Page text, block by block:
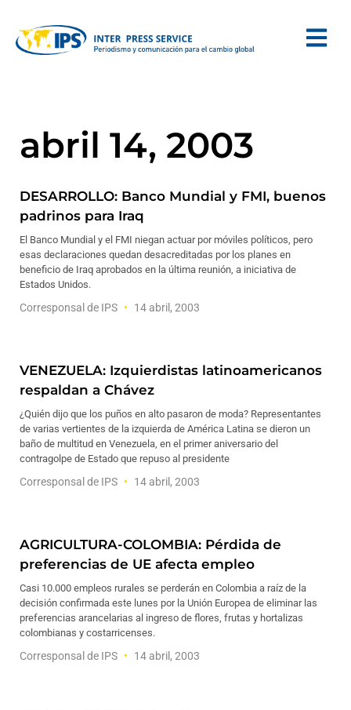
abril 14, 2003
DESARROLLO: Banco Mundial y FMI, buenos
padrinos para Iraq
El Banco Mundial y el FMI niegan actuar por móviles políticos, pero
esas declaraciones quedan desacreditadas por los planes en
beneficio de Iraq aprobados en la última reunión, a iniciativa de
Estados Unidos.
Corresponsal de IPS 14 abril, 2003
VENEZUELA: Izquierdistas latinoamericanos
respaldan a Chávez
¿Quién dijo que los puños en alto pasaron de moda? Representantes
de varias vertientes de la izquierda de América Latina se dieron un
baño de multitud en Venezuela, en el primer aniversario del
contragolpe de Estado que repuso al presidente
Corresponsal de IPS 14 abril, 2003
AGRICULTURA-COLOMBIA: Pérdida de
preferencias de UE afecta empleo
Casi 10.000 empleos rurales se perderán en Colombia a raíz de la
decisión confirmada este lunes por la Unión Europea de eliminar las
preferencias arancelarias al ingreso de flores, frutas y hortalizas
colombianas y costarricenses.
Corresponsal de IPS 14 abril, 2003